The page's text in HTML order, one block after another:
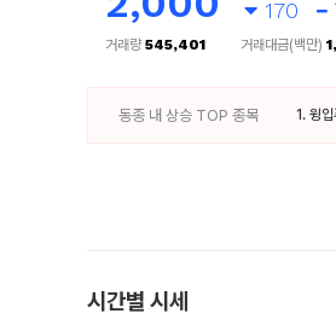
170
거래량545,401 거래대금(백만)
동종 내 상승 TOP 종목 1. 윙